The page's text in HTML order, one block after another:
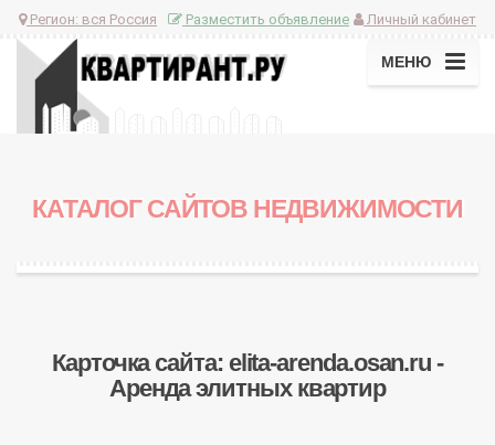
Регион: вся Россия Личный кабинет
Разместить объявление
МЕНЮ
КАТАЛОГ САЙТОВ НЕДВИЖИМОСТИ
Карточка сайта: elita-arenda.osan.ru -
Аренда элитных квартир